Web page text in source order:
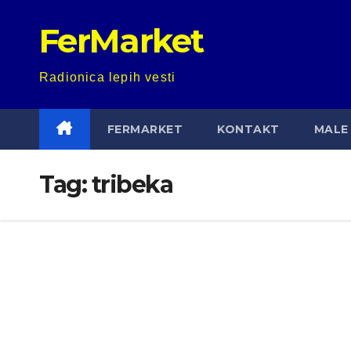
FerMarket
Radionica lepih vesti
FERMARKET KONTAKT MALE
Tag:tribeka